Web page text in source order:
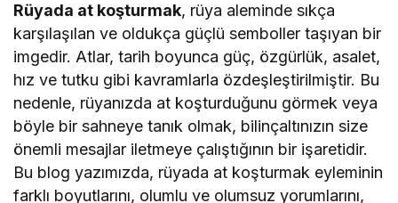
Rüyada at koşturmak, rüya aleminde sıkça
karşılaşılan ve oldukça güçlü semboller taşıyan bir
imgedir. Atlar, tarih boyunca güç, özgürlük, asalet,
hız ve tutku gibi kavramlarla özdeşleştirilmiştir. Bu
nedenle, rüyanızda at koşturduğunu görmek veya
böyle bir sahneye tanık olmak, bilinçaltınızın size
önemli mesajlar iletmeye çalıştığının bir işaretidir.
Bu blog yazımızda, rüyada at koşturmak eyleminin
farklı boyutlarını, olumlu ve olumsuz yorumlarını,